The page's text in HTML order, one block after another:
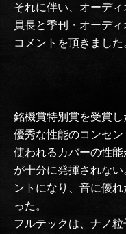
それに伴い、オーデ
員長と季刊・オーデ
コメントを頂きました
銘機賞特別賞を受賞し
優秀な性能のコンセ
使われるカバーの性
が十分に発揮されな
ントになり、音に優
った。
フルテックは、ナノ